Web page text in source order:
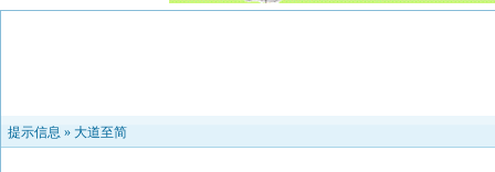
提示信息 » 大道至简